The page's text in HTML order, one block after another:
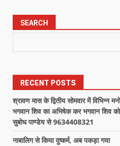
SEARCH
RECENT POSTS
श्रावण मास के द्वितीय सोमवार में विभिन्न
भगवान शिव का अभिषेक कर भगवान शिव को
सुबोध पाण्डेय से 9634408321
नाबालिग से किया दुष्कर्म, अब पकड़ा गया